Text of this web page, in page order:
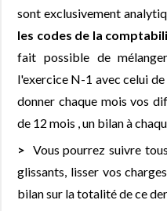
sont exclusivement
les codes de la
fait possible de
l'exercice N-1 avec celui
donner chaque mois vos
de 12 mois , un bilan à
Vous pourrez suivre
glissants, lisser vos
bilan sur la totalité de ce